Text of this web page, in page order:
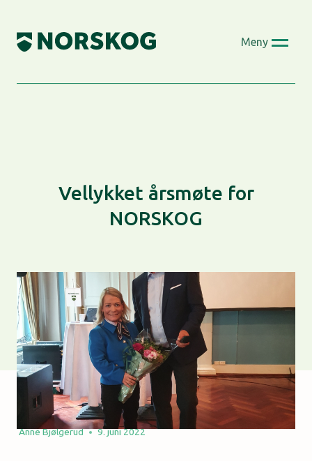
content
Meny
Vellykket årsmøte for
NORSKOG
Anne Bjølgerud 9. juni 2022